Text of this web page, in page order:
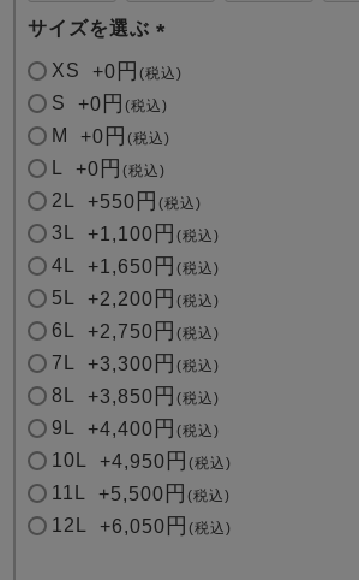
サイズを選ぶ
(
)
XS +0 税込
S +0 税込
M +0 税込
+0 税込
2L +550 税込
3L +1,100 税込
4L +1,650 税込
5L +2,200 税込
6L +2,750 税込
7L +3,300 税込
8L +3,850 税込
9L +4,400 税込
10L +4,950 税込
11L +5,500 税込
12L +6,050 税込